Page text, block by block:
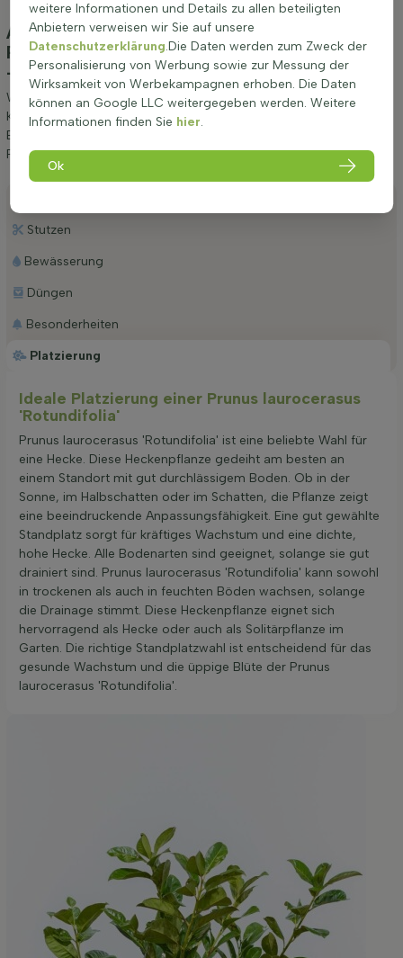
Anpflanzung und Pflege Kirschlorbeer /
Prunus Laurocerasus Rotundifolia 80-100 cm
- Ballen(Kirschlorbeer 'Rotundifolia')
Wir möchten Ihnen einige Tipps zur Anpflanzung und Pflege von
Kirschlorbeer / Prunus Laurocerasus Rotundifolia 80-100 cm -
Ballen geben. Wenn Sie diese Tipps befolgen, werden Sie lange
Freude an Kirschlorbeer 'Rotundifolia' haben.
Platzierung
Stutzen
Bewässerung
Düngen
Besonderheiten
Ideale Platzierung einer Prunus laurocerasus
'Rotundifolia'
Prunus laurocerasus 'Rotundifolia' ist eine beliebte Wahl für
eine Hecke. Diese Heckenpflanze gedeiht am besten an
einem Standort mit gut durchlässigem Boden. Ob in der
Sonne, im Halbschatten oder im Schatten, die Pflanze zeigt
eine beeindruckende Anpassungsfähigkeit. Eine gut gewählte
Standplatz sorgt für kräftiges Wachstum und eine dichte,
hohe Hecke. Alle Bodenarten sind geeignet, solange sie gut
drainiert sind. Prunus laurocerasus 'Rotundifolia' kann sowohl
in trockenen als auch in feuchten Böden wachsen, solange
die Drainage stimmt. Diese Heckenpflanze eignet sich
hervorragend als Hecke oder auch als Solitärpflanze im
Garten. Die richtige Standplatzwahl ist entscheidend für das
gesunde Wachstum und die üppige Blüte der Prunus
laurocerasus 'Rotundifolia'.
weitere Informationen und Details zu allen beteiligten
Anbietern verweisen wir Sie auf unsere
Datenschutzerklärung.Die Daten werden zum Zweck der
Personalisierung von Werbung sowie zur Messung der
Wirksamkeit von Werbekampagnen erhoben. Die Daten
können an Google LLC weitergegeben werden. Weitere
Informationen finden Sie hier.
Ok